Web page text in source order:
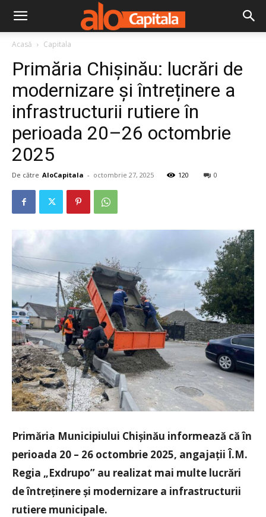
Acasă Capitala
Primăria Chișinău: lucrări de
modernizare și întreținere a
infrastructurii rutiere în
perioada 20–26 octombrie
2025
De către AloCapitala - octombrie 27, 2025 120 0
Primăria Municipiului Chișinău informează că în
perioada 20 – 26 octombrie 2025, angajații Î.M.
Regia „Exdrupo” au realizat mai multe lucrări
de întreținere și modernizare a infrastructurii
rutiere municipale.